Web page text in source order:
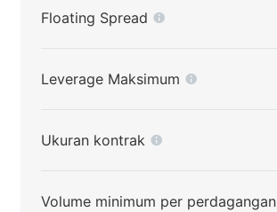
Floating Spread
Leverage Maksimum
Ukuran kontrak
Volume minimum per perdagangan